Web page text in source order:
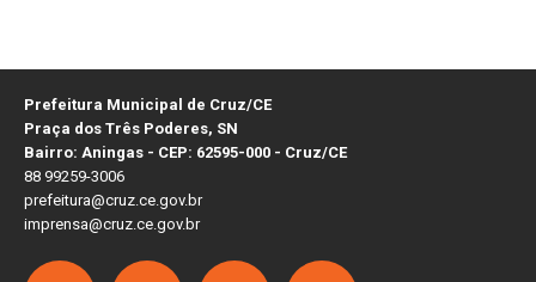
Prefeitura Municipal de Cruz/CE
Praça dos Três Poderes, SN
Bairro: Aningas - CEP: 62595-000 - Cruz/CE
88 99259-3006
prefeitura@cruz.ce.gov.br
imprensa@cruz.ce.gov.br